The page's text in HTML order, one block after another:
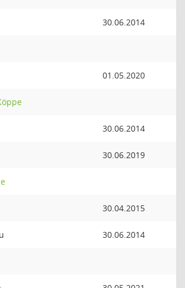
30.06.2014
01.05.2020
30.06.2014
30.06.2019
30.04.2015
30.06.2014